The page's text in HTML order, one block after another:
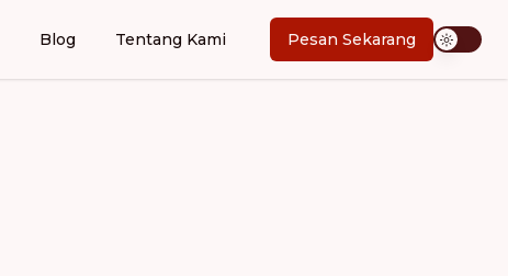
Blog Tentang Kami Pesan Sekarang